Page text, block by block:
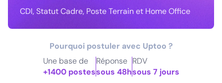
CDI, Statut Cadre, Poste Terrain et Home Office
Pourquoi postuler avec Uptoo ?
Une base de
+1400 postes
Réponse
sous 48h
RDV
sous 7 jours